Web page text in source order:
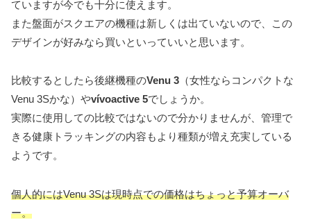
ていますが今でも十分に使えます。
また盤面がスクエアの機種は新しくは出ていないので、この
デザインが好みなら買いといっていいと思います。
比較するとしたら後継機種のVenu 3 （女性ならコンパクトな
Venu 3Sかな）やvívoactive 5でしょうか。
実際に使用しての比較ではないので分かりませんが、管理で
きる健康トラッキングの内容もより種類が増え充実している
ようです。
個人的にはVenu 3Sは現時点での価格はちょっと予算オーバ
ー。